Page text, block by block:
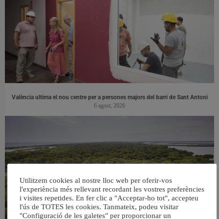
València ultima el nou centre per a persones majors del barri de Sant Antoni
6 agost, 2026
Utilitzem cookies al nostre lloc web per oferir-vos
l'experiència més rellevant recordant les vostres preferències
i visites repetides. En fer clic a "Acceptar-ho tot", accepteu
l'ús de TOTES les cookies. Tanmateix, podeu visitar
"Configuració de les galetes" per proporcionar un